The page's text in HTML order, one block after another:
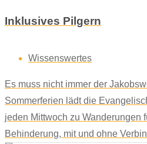
Inklusives Pilgern
Wissenswertes
Es muss nicht immer der
Sommerferien lädt die
jeden Mittwoch zu Wanderungen
Behinderung, mit und ohne